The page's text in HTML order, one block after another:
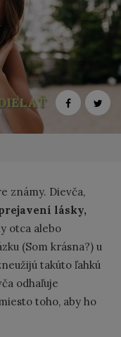
známy. Dievča,
lásky,
otca alebo
(Som krásna?) u
takúto ľahkú
odhaľuje
toho, aby ho